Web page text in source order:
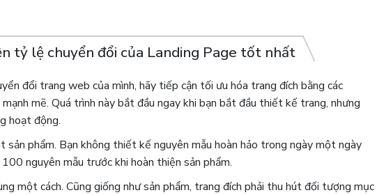
tỷ lệ chuyển đổi của Landing Page tốt nhất
đổi trang web của mình, hãy tiếp cận tối ưu hóa trang đích bằng các
mẽ. Quá trình này bắt đầu ngay khi bạn bắt đầu thiết kế trang, nhưng
hoạt động.
sản phẩm. Bạn không thiết kế nguyên mẫu hoàn hảo trong ngày một ngày
nguyên mẫu trước khi hoàn thiện sản phẩm.
một cách. Cũng giống như sản phẩm, trang đích phải thu hút đối tượng mục